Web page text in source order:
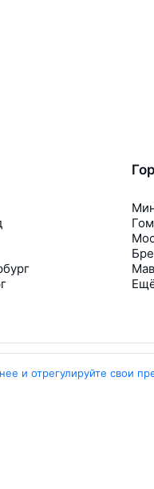
и отрегулируйте свои